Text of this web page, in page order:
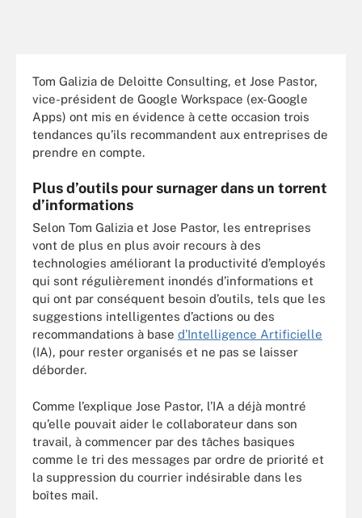
Tom Galizia de Deloitte Consulting, et Jose Pastor,
vice-président de Google Workspace (ex-Google
Apps) ont mis en évidence à cette occasion trois
tendances qu’ils recommandent aux entreprises de
prendre en compte.
Plus d’outils pour surnager dans un torrent
d’informations
Selon Tom Galizia et Jose Pastor, les entreprises
vont de plus en plus avoir recours à des
technologies améliorant la productivité d’employés
qui sont régulièrement inondés d’informations et
qui ont par conséquent besoin d’outils, tels que les
suggestions intelligentes d’actions ou des
recommandations à base d’Intelligence Artificielle
(IA), pour rester organisés et ne pas se laisser
déborder.
Comme l’explique Jose Pastor, l’IA a déjà montré
qu’elle pouvait aider le collaborateur dans son
travail, à commencer par des tâches basiques
comme le tri des messages par ordre de priorité et
la suppression du courrier indésirable dans les
boîtes mail.